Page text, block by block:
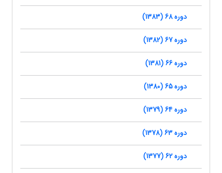
دوره 68 (1383)
دوره 67 (1382)
دوره 66 (1381)
دوره 65 (1380)
دوره 64 (1379)
دوره 63 (1378)
دوره 62 (1377)